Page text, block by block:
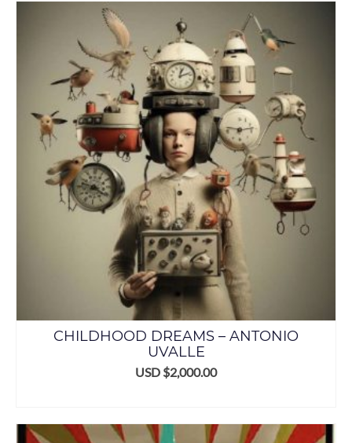
CHILDHOOD DREAMS – ANTONIO
UVALLE
USD $2,000.00